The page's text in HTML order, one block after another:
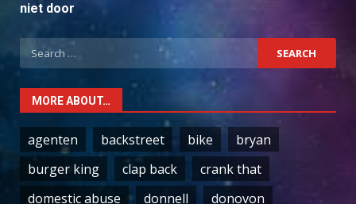
niet door
Search
for:
MORE ABOUT…
agenten backstreet bike
bryan
burger king
clap back
crank that
domestic abuse
donnell
donovon